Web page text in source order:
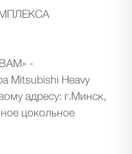
-
Mitsubishi Heavy
адресу: г.Минск,
цокольное